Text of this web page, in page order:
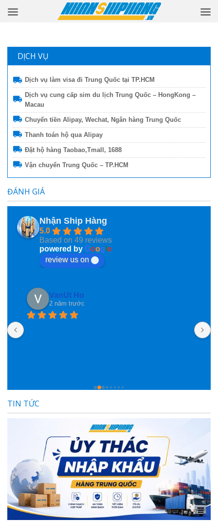
DỊCH VỤ
Dịch vụ làm visa đi Trung Quốc tại TP.HCM
Dịch vụ cung cấp sim du lịch Trung Quốc – HongKong –
Macau
Chuyển tiền Alipay, Wechat, Ngân hàng Trung Quốc
Thanh toán hộ qua Alipay
Đặt hộ hàng Taobao,Tmall, 1688
Vận chuyển Trung Quốc – TP.HCM
ĐÁNH GIÁ
Nhận Ship Hàng
5.0
Based on 49 reviews
powered by Goog e
review us on
Phan Phung
2 năm trước
Nhanshiphang đã giúp mình nhiều lần lắm rồi, mà
nay mình mới ngoi lên đây nói vài lời, ngại ghê! Các
TIN TỨC